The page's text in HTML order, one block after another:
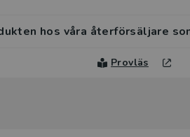
hos våra återförsäljare
Provläs